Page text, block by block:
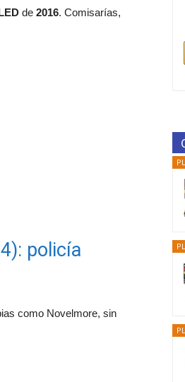
de 2016. Comisarías,
policía
como Novelmore, sin